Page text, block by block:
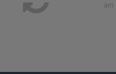
am